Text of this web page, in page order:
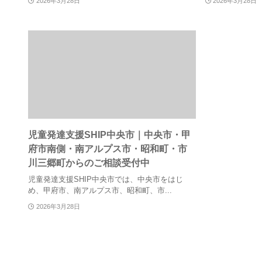
児童発達支援SHIP中央市｜中央市・甲
府市南側・南アルプス市・昭和町・市
川三郷町からのご相談受付中
児童発達支援SHIP中央市では、中央市をはじ
め、甲府市、南アルプス市、昭和町、市...
2026年3月28日